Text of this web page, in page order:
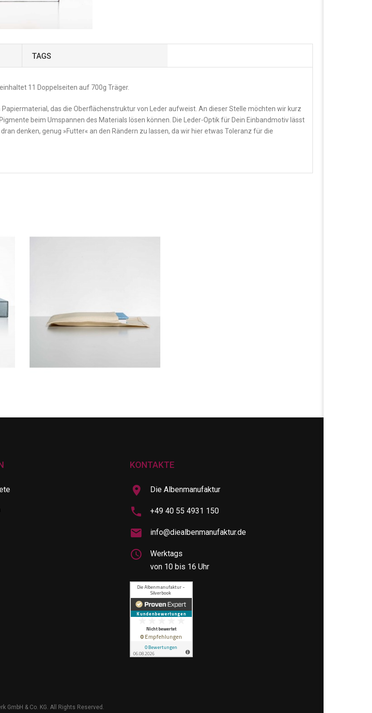
TAGS
11 Doppelseiten auf 700g Träger.
das die Oberflächenstruktur von Leder aufweist. An dieser Stelle möchten wir kurz
beim Umspannen des Materials lösen können. Die Leder-Optik für Dein Einbandmotiv lässt
denken, genug »Futter« an den Rändern zu lassen, da wir hier etwas Toleranz für die
KONTAKTE
Die Albenmanufaktur
+49 40 55 4931 150
info@diealbenmanufaktur.de
Werktags
von 10 bis 16 Uhr
GmbH & Co. KG. All Rights Reserved.